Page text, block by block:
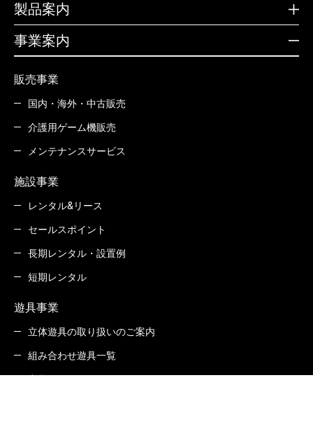
製品案内
事業案内
販売事業
国内・海外・中古販売
介護用ゲーム機販売
メンテナンスサービス
施設事業
レンタル&リース
セールスポイント
長期レンタル・設置例
短期レンタル
遊具事業
立体遊具の取り扱いのご案内
組み合わせ遊具一覧
商品Q&A